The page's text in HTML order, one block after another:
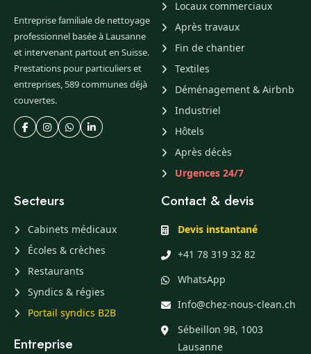
Entreprise familiale de nettoyage
professionnel basée à Lausanne
et intervenant partout en Suisse.
Prestations pour particuliers et
entreprises, 589 communes déjà
couvertes.
Locaux commerciaux
Après travaux
Fin de chantier
Textiles
Déménagement & Airbnb
Industriel
Hôtels
Après décès
Urgences 24/7
Secteurs
Cabinets médicaux
Écoles & crèches
Restaurants
Syndics & régies
Portail syndics B2B
Entreprise
Contact & devis
Devis instantané
+41 78 319 32 82
WhatsApp
Info@chez-nous-clean.ch
Sébeillon 9B, 1003
Lausanne